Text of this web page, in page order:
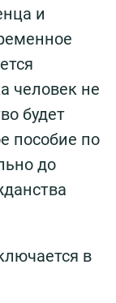
и
человек не
будет
пособие по
до
в